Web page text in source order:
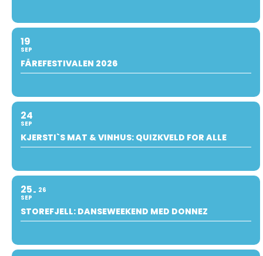
19
SEP
FÅREFESTIVALEN 2026
24
SEP
KJERSTI`S MAT & VINHUS: QUIZKVELD FOR ALLE
25
SEP
26
STOREFJELL: DANSEWEEKEND MED DONNEZ